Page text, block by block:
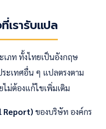
เรารับแปล
เภท ทั้งไทยเป็นอังกฤษ
ะเทศอื่น ๆ แปลตรงตาม
ม่ต้องแก้ไขเพิ่มเติม
Report)ของบริษัท องค์กร